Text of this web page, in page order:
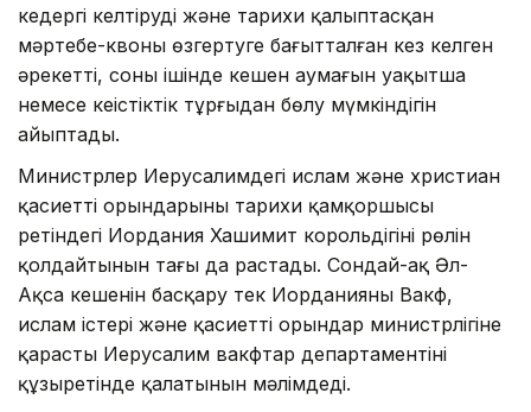
кедергі келтіруді және тарихи қалыптасқан
мәртебе-квоны өзгертуге бағытталған кез келген
әрекетті, соның ішінде кешен аумағын уақытша
немесе кеңістіктік тұрғыдан бөлу мүмкіндігін
айыптады.
Министрлер Иерусалимдегі ислам және христиан
қасиетті орындарының тарихи қамқоршысы
ретіндегі Иордания Хашимит корольдігінің рөлін
қолдайтынын тағы да растады. Сондай-ақ Әл-
Ақса кешенін басқару тек Иорданияның Вакф,
ислам істері және қасиетті орындар министрлігіне
қарасты Иерусалим вакфтар департаментінің
құзыретінде қалатынын мәлімдеді.